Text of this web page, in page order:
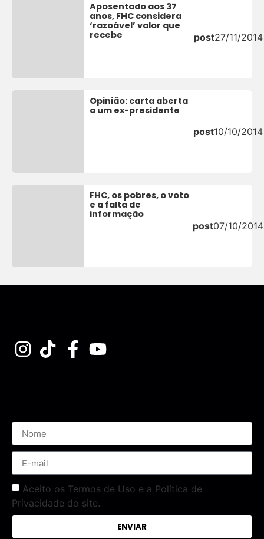
Aposentado aos 37
anos, FHC considera
‘razoável’ valor que
recebe
post27/11/2014
Opinião: carta aberta
a um ex-presidente
post10/10/2014
FHC, os pobres, o voto
e a falta de
informação
post07/10/2014
Aceito os Termos de Uso e a Política de
Privacidade do site.
ENVIAR